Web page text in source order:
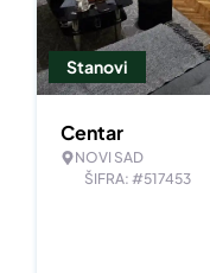
Stanovi
Centar
NOVI SAD
ŠIFRA: #517453